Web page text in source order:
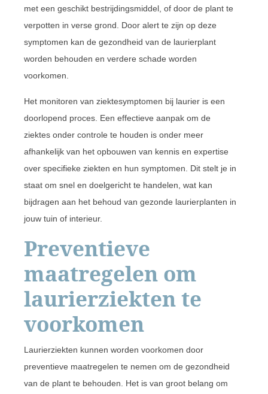
met een geschikt bestrijdingsmiddel, of door de plant te
verpotten in verse grond. Door alert te zijn op deze
symptomen kan de gezondheid van de laurierplant
worden behouden en verdere schade worden
voorkomen.
Het monitoren van ziektesymptomen bij laurier is een
doorlopend proces. Een effectieve aanpak om de
ziektes onder controle te houden is onder meer
afhankelijk van het opbouwen van kennis en expertise
over specifieke ziekten en hun symptomen. Dit stelt je in
staat om snel en doelgericht te handelen, wat kan
bijdragen aan het behoud van gezonde laurierplanten in
jouw tuin of interieur.
Preventieve
maatregelen om
laurierziekten te
voorkomen
Laurierziekten kunnen worden voorkomen door
preventieve maatregelen te nemen om de gezondheid
van de plant te behouden. Het is van groot belang om